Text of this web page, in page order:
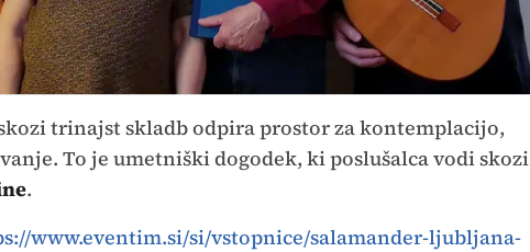
trinajst skladb odpira prostor za kontemplacijo,
To je umetniški dogodek, ki poslušalca vodi skozi
.
www.eventim.si/si/vstopnice/salamander-ljubljana-